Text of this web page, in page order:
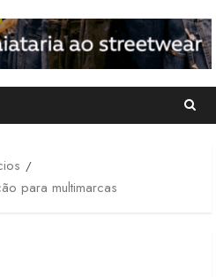
para multimarcas